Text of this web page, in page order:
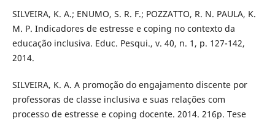
SILVEIRA, K. A.; ENUMO, S. R. F.; POZZATTO, R. N. PAULA, K.
M. P. Indicadores de estresse e coping no contexto da
educação inclusiva. Educ. Pesqui., v. 40, n. 1, p. 127-142,
2014.
SILVEIRA, K. A. A promoção do engajamento discente por
professoras de classe inclusiva e suas relações com
processo de estresse e coping docente. 2014. 216p. Tese